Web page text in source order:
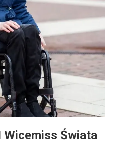
Wicemiss Świata